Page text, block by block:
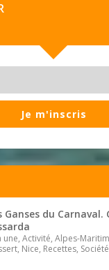
Je m'inscris
Ganses du Carnaval.
une, Activité, Alpes-
Nice, Recettes, Société